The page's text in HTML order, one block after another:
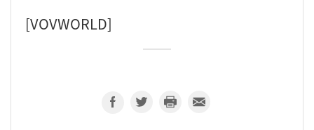
[VOVWORLD]